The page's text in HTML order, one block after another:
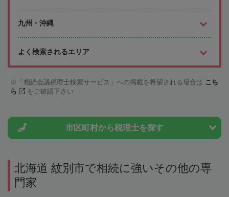
九州・沖縄
よく検索されるエリア
「相続会議税理士検索サービス」への掲載を希望される場合は こち
ら
をご確認下さい
市区町村から税理士を探す
北海道 紋別市で相続に強いその他の専
門家